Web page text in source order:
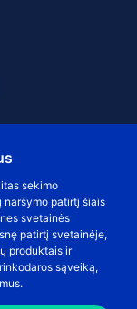
sekimo
patirtį šiais
svetainės
patirtį svetainėje,
produktais ir
sąveiką,
.
Kopijuoti